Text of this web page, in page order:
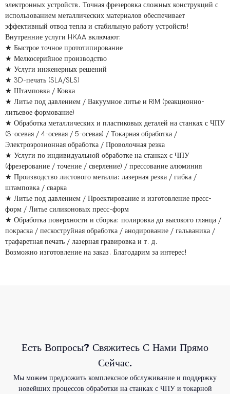
электронных устройств. Точная фрезеровка сложных конструкций с
использованием металлических материалов обеспечивает
эффективный отвод тепла и стабильную работу устройств!
Внутренние услуги HKAA включают:
★ Быстрое точное прототипирование
★ Мелкосерийное производство
★ Услуги инженерных решений
★ 3D-печать (SLA/SLS)
★ Штамповка / Ковка
★ Литье под давлением / Вакуумное литье и RIM (реакционно-
литьевое формование)
★ Обработка металлических и пластиковых деталей на станках с ЧПУ
(3-осевая / 4-осевая / 5-осевая) / Токарная обработка /
Электроэрозионная обработка / Проволочная резка
★ Услуги по индивидуальной обработке на станках с ЧПУ
(фрезерование / точение / сверление) / прессование алюминия
★ Производство листового металла: лазерная резка / гибка /
штамповка / сварка
★ Литье под давлением / Проектирование и изготовление пресс-
форм / Литье силиконовых пресс-форм
★ Обработка поверхности и сборка: полировка до высокого глянца /
покраска / пескоструйная обработка / анодирование / гальваника /
трафаретная печать / лазерная гравировка и т. д.
Возможно изготовление на заказ. Благодарим за интерес!
Есть Вопросы? Свяжитесь С Нами Прямо
Сейчас.
Мы можем предложить комплексное обслуживание и поддержку
новейших процессов обработки на станках с ЧПУ и токарной